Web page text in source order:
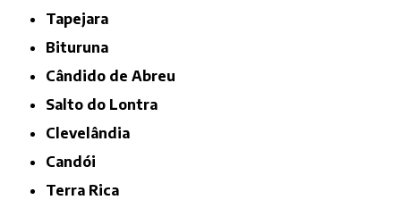
Tapejara
Bituruna
Cândido de Abreu
Salto do Lontra
Clevelândia
Candói
Terra Rica